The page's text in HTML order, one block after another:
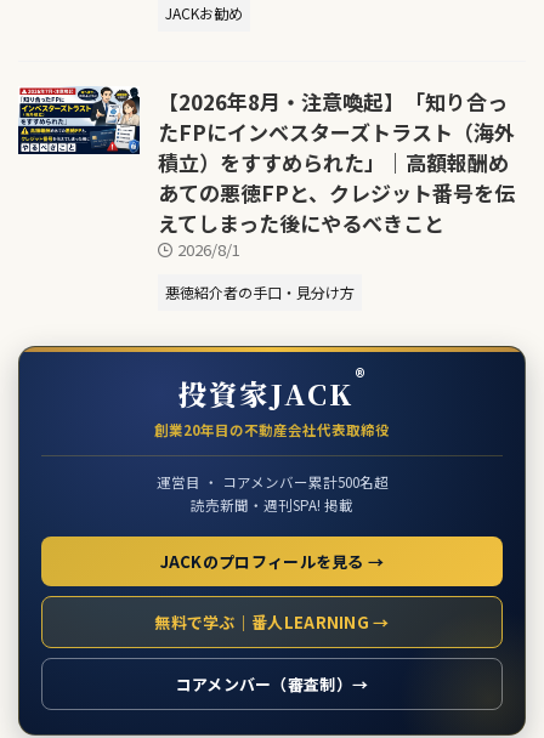
JACKお勧め
【2026年8月・注意喚起】「知り合っ
たFPにインベスターズトラスト（海外
積立）をすすめられた」｜高額報酬め
あての悪徳FPと、クレジット番号を伝
えてしまった後にやるべきこと
2026/8/1
悪徳紹介者の手口・見分け方
投資家JACK®
創業20年目の不動産会社代表取締役
運営目 ・ コアメンバー累計500名超
読売新聞・週刊SPA! 掲載
JACKのプロフィールを見る →
無料で学ぶ｜番人LEARNING →
コアメンバー（審査制）→